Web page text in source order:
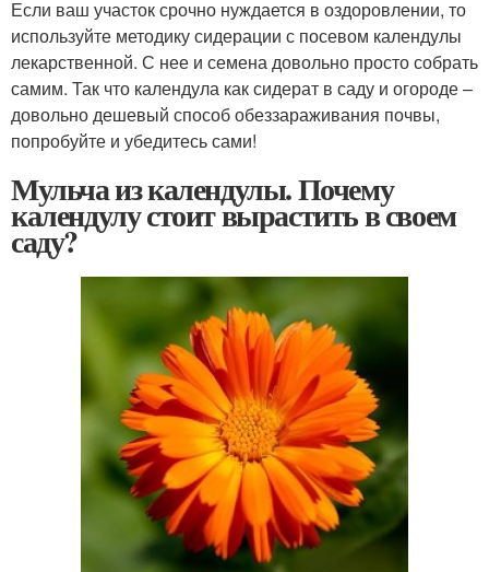
Если ваш участок срочно нуждается в оздоровлении, то
используйте методику сидерации с посевом календулы
лекарственной. С нее и семена довольно просто собрать
самим. Так что календула как сидерат в саду и огороде –
довольно дешевый способ обеззараживания почвы,
попробуйте и убедитесь сами!
Мульча из календулы. Почему
календулу стоит вырастить в своем
саду?